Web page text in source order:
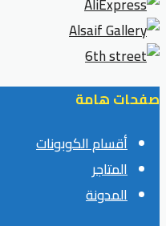
صفحات هامة
أقسام الكوبونات
المتاجر
المدونة